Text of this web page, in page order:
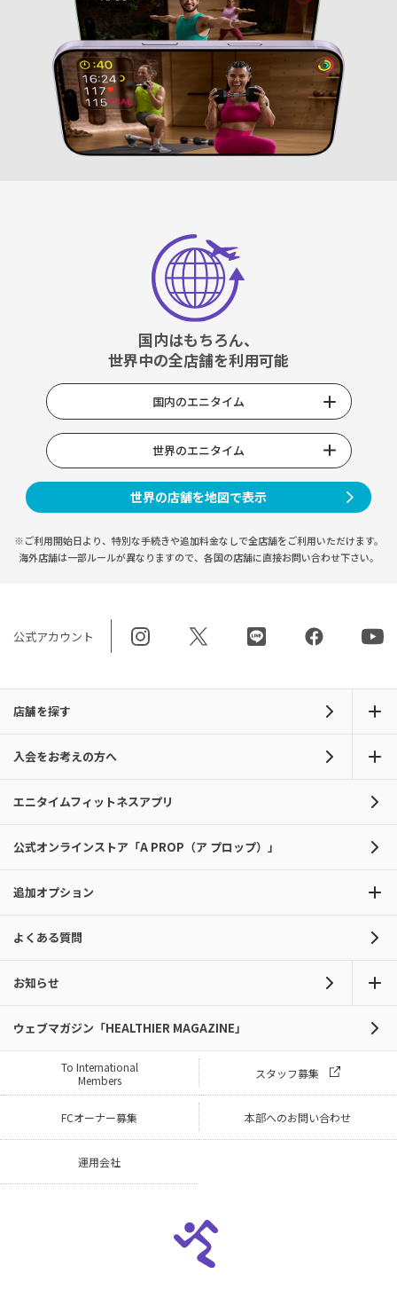
国内はもちろん、
世界中の全店舗を利用可能
国内のエニタイム
世界のエニタイム
世界の店舗を地図で表示
※ご利用開始日より、特別な手続きや追加料金なしで全店舗をご利用いただけます。
海外店舗は一部ルールが異なりますので、 各国の店舗に直接お問い合わせ下さい。
公式アカウント
店舗を探す
入会をお考えの方へ
エニタイムフィットネスアプリ
公式オンラインストア「A PROP（ア プロップ）」
追加オプション
よくある質問
お知らせ
ウェブマガジン「HEALTHIER MAGAZINE」
To International
Members
スタッフ募集
FCオーナー募集 本部へのお問い合わせ
運用会社